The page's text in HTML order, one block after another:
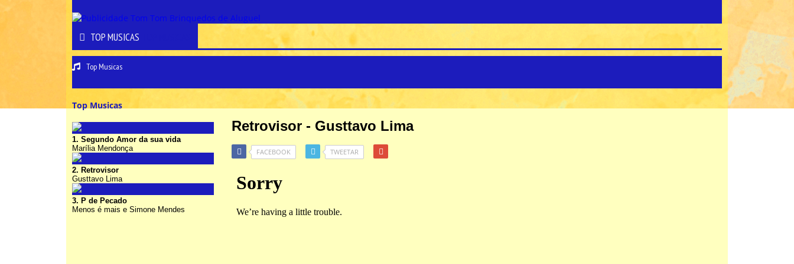
TOP MUSICAS
Top Musicas
Top Musicas
1. Segundo Amor da sua vida
Marília Mendonça
2. Retrovisor
Gusttavo Lima
3. P de Pecado
Menos é mais e Simone Mendes
Retrovisor - Gusttavo Lima
FACEBOOK TWEETAR